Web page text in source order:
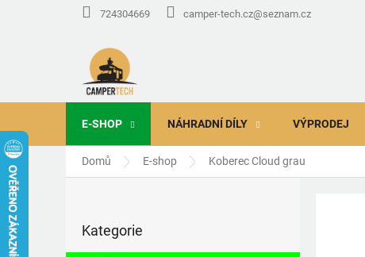
724304669 camper-tech.cz@seznam.cz
E-SHOP NÁHRADNÍ DÍLY VÝPRODEJ
Domů E-shop Koberec Cloud grau
kategorie
Kategorie